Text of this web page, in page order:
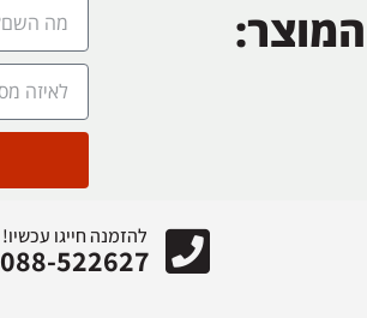
להזמנה חייגו עכשיו!
088-522627